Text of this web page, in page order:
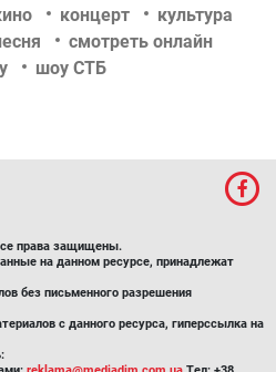
концерт
культура
смотреть онлайн
шоу СТБ
права защищены.
на данном ресурсе, принадлежат
без письменного разрешения
с данного ресурса, гиперссылка на